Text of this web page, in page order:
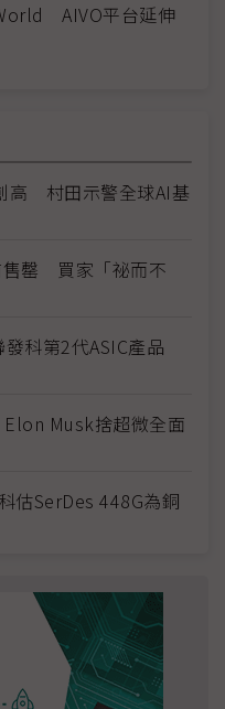
AIVO平台延伸
高 村田示警全球AI基
售罄 買家「祕而不
科第2代ASIC產品
Musk捨超微全面
估SerDes 448G為銅